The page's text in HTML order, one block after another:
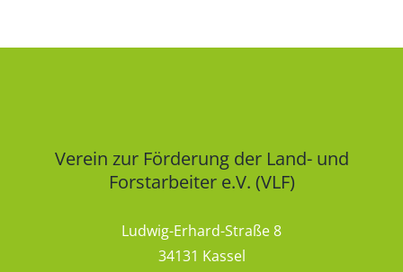
Verein zur Förderung der Land- und
Forstarbeiter e.V. (VLF)
Ludwig-Erhard-Straße 8
34131 Kassel